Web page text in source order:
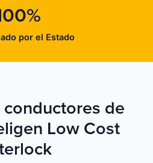
por el Estado
de
Low Cost